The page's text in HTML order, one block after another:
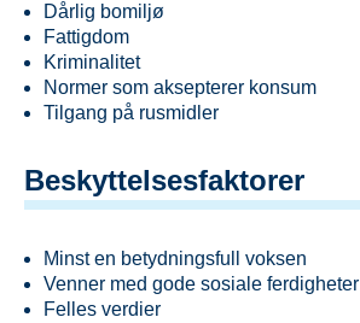
Dårlig bomiljø
Fattigdom
Kriminalitet
Normer som aksepterer konsum
Tilgang på rusmidler
Beskyttelsesfaktorer
Minst en betydningsfull voksen
Venner med gode sosiale ferdigheter
Felles verdier